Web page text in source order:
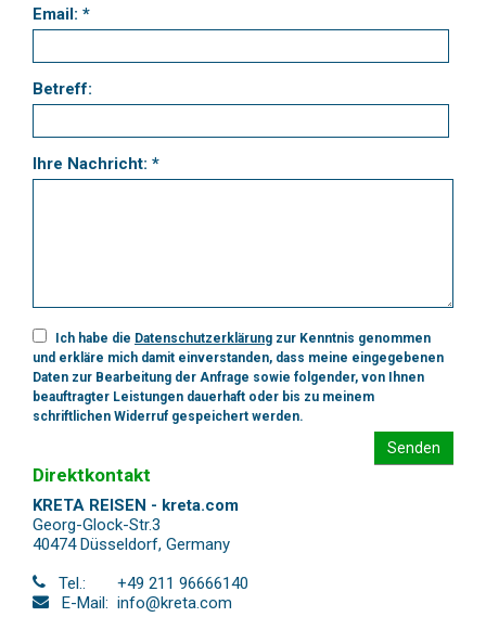
Email: *
Betreff:
Ihre Nachricht: *
Ich habe die Datenschutzerklärung zur Kenntnis genommen
und erkläre mich damit einverstanden, dass meine eingegebenen
Daten zur Bearbeitung der Anfrage sowie folgender, von Ihnen
beauftragter Leistungen dauerhaft oder bis zu meinem
schriftlichen Widerruf gespeichert werden.
Senden
Direktkontakt
KRETA REISEN - kreta.com
Georg-Glock-Str.3
40474 Düsseldorf, Germany
Tel.:
+49 211 96666140
E-Mail: info@kreta.com